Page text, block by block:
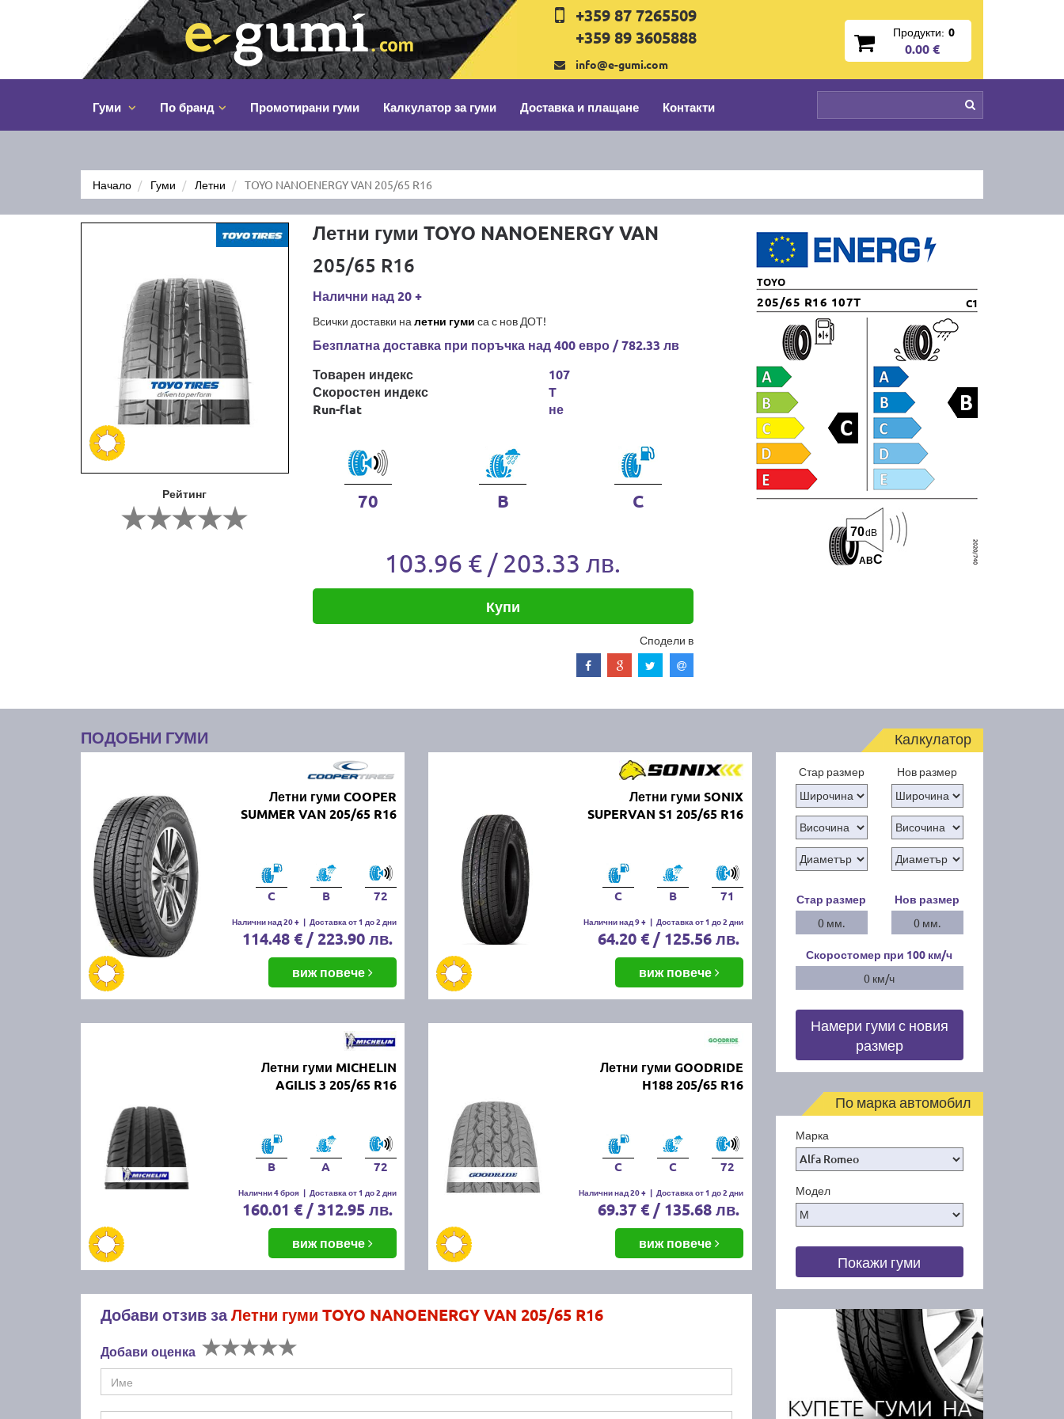
+359 87 7265509
+359 89 3605888
info@e-gumi.com
Продукти: 0
0.00 €
Гуми По бранд Промотирани гуми Калкулатор за гуми Доставка и плащане Контакти
Начало Гуми Летни TOYO NANOENERGY VAN 205/65 R16
Рейтинг
Летни гуми TOYO NANOENERGY VAN
205/65 R16
Налични над 20 +
Всички доставки на летни гуми са с нов ДОТ!
Безплатна доставка при поръчка над 400 евро / 782.33 лв
Товарен индекс
Скоростен индекс
Run-flat
107
T
не
70 B C
103.96 € / 203.33 лв.
Купи
Сподели в
TOYO
205/65 R16 107T C1
ABC
70dB
ПОДОБНИ ГУМИ
Летни гуми COOPER
SUMMER VAN 205/65 R16
C B 72
Налични над 20 + | Доставка от 1 до 2 дни
114.48 € / 223.90 лв.
виж повече
Летни гуми SONIX
SUPERVAN S1 205/65 R16
C B 71
Налични над 9 + | Доставка от 1 до 2 дни
64.20 € / 125.56 лв.
виж повече
Летни гуми MICHELIN
AGILIS 3 205/65 R16
B A 72
Налични 4 броя | Доставка от 1 до 2 дни
160.01 € / 312.95 лв.
виж повече
Летни гуми GOODRIDE
H188 205/65 R16
C C 72
Налични над 20 + | Доставка от 1 до 2 дни
69.37 € / 135.68 лв.
виж повече
Добави отзив заЛетни гуми TOYO NANOENERGY VAN 205/65 R16
Добави оценка
Калкулатор
Стар размер Нов размер
Стар размер
0 мм.
Нов размер
0 мм.
Скоростомер при 100 км/ч
0 км/ч
Намери гуми с новия
размер
По марка автомобил
Марка
Модел
Покажи гуми